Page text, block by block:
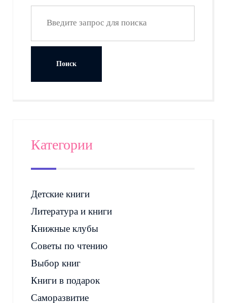
Категории
Детские книги
Литература и книги
Книжные клубы
Советы по чтению
Выбор книг
Книги в подарок
Саморазвитие